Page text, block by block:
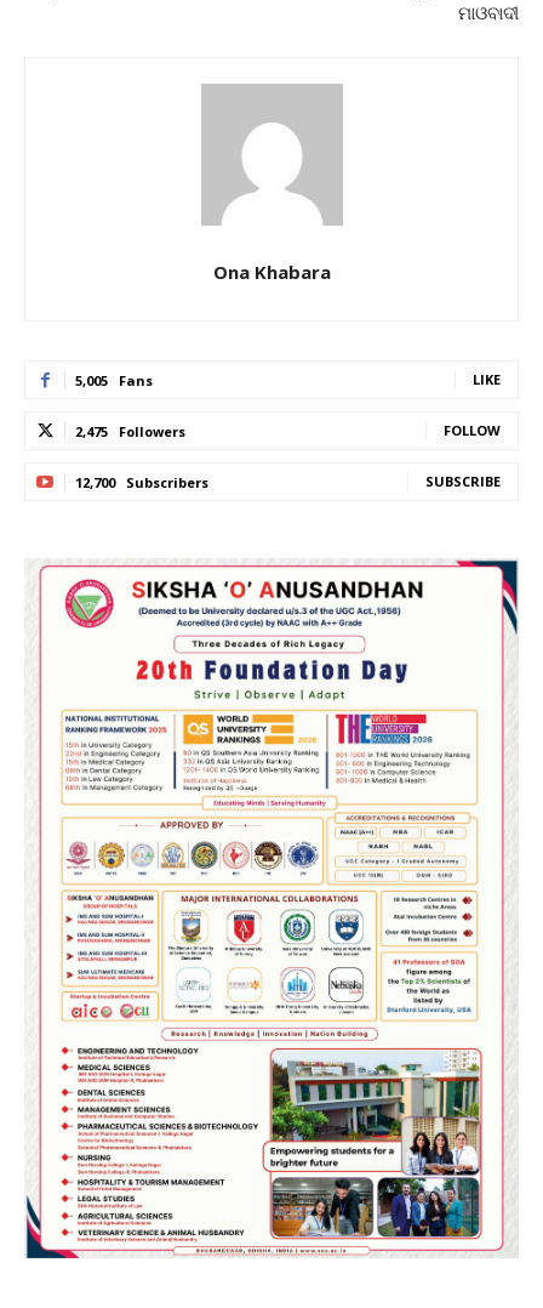
ମାଓବାଦୀ
Ona Khabara
5,005 Fans LIKE
2,475 Followers FOLLOW
12,700 Subscribers SUBSCRIBE